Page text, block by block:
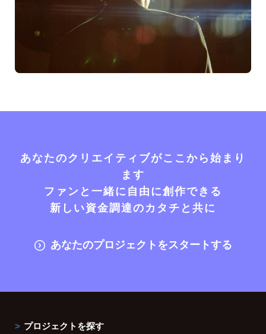
あなたのクリエイティブがここから始まり
ます
ファンと一緒に自由に創作できる
新しい資金調達のカタチと共に
あなたのプロジェクトをスタートする
プロジェクトを探す